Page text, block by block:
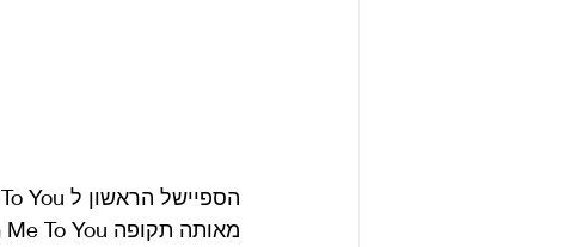
מאותה תקופה From Me To You כשהם משנים את המילה me ל us.